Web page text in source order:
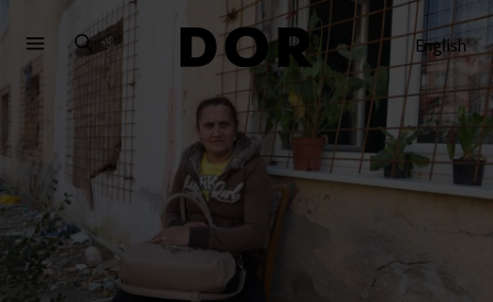
meniu
conținut
English